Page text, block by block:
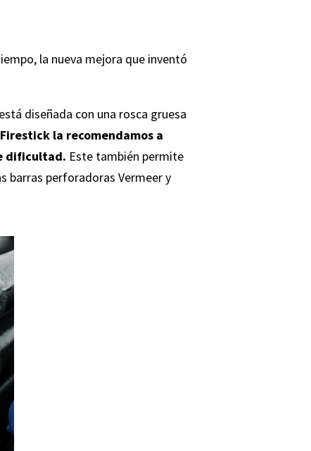
la nueva mejora que inventó
diseñada con una rosca gruesa
la recomendamos a
dificultad. Este también permite
barras perforadoras Vermeer y